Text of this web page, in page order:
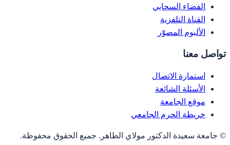
الفضاء السحابي
القناة التلفزية
الألبوم المصوّر
تواصل معنا
استمارة الاتصال
الأسئلة الشائعة
موقع الجامعة
خريطة الحرم الجامعي
© جامعة سعيدة الدكتور مولاي الطاهر. جميع الحقوق محفوظة.